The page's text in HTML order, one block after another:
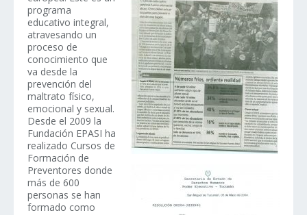
programa
educativo integral,
atravesando un
proceso de
conocimiento que
va desde la
prevención del
maltrato físico,
emocional y sexual.
Desde el 2009 la
Fundación EPASI ha
realizado Cursos de
Formación de
Preventores donde
más de 600
personas se han
formado como